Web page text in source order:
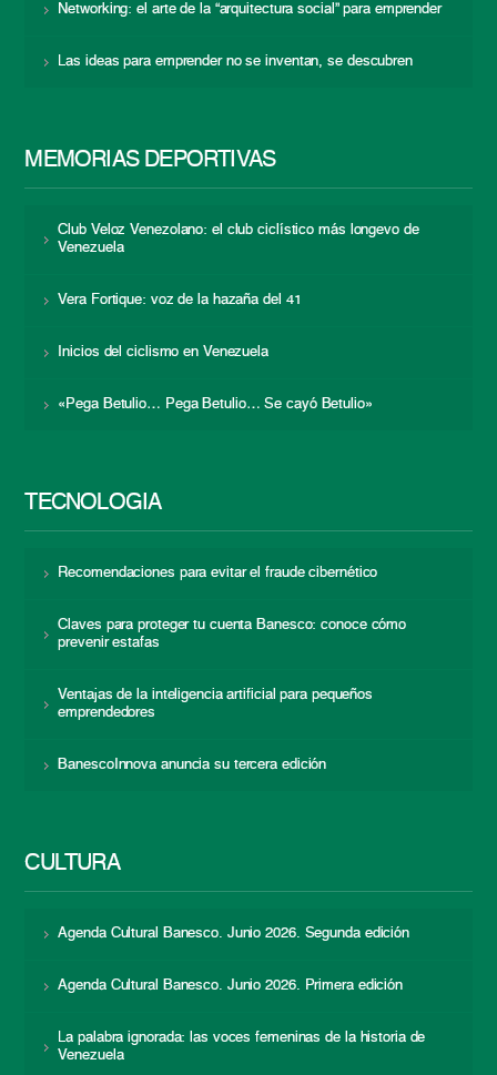
Networking: el arte de la “arquitectura social” para emprender
Las ideas para emprender no se inventan, se descubren
MEMORIAS DEPORTIVAS
Club Veloz Venezolano: el club ciclístico más longevo de
Venezuela
Vera Fortique: voz de la hazaña del 41
Inicios del ciclismo en Venezuela
«Pega Betulio… Pega Betulio… Se cayó Betulio»
TECNOLOGÍA
Recomendaciones para evitar el fraude cibernético
Claves para proteger tu cuenta Banesco: conoce cómo
prevenir estafas
Ventajas de la inteligencia artificial para pequeños
emprendedores
BanescoInnova anuncia su tercera edición
CULTURA
Agenda Cultural Banesco. Junio 2026. Segunda edición
Agenda Cultural Banesco. Junio 2026. Primera edición
La palabra ignorada: las voces femeninas de la historia de
Venezuela